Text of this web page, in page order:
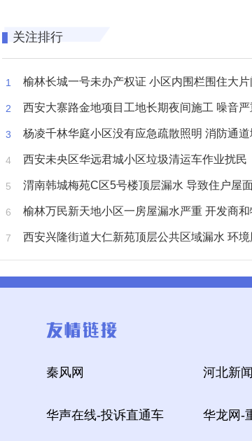
关注排行
榆林长城一号未办产权证 小区内围栏围住大片闲置
西安大寨路金地项目工地长期夜间施工 噪音严重
杨凌千林华庭小区没有应急疏散照明 消防通
西安未央区华远君城小区垃圾清运车作业扰民
渭南韩城梅苑C区5号楼顶层漏水 导致住户屋面被
榆林万民新天地小区一房屋漏水严重 开发商和物业不予
西安兴隆街道大仁新苑顶层公共区域漏水 环
秦风网 河北新
华声在线-投诉直通车 华龙网-